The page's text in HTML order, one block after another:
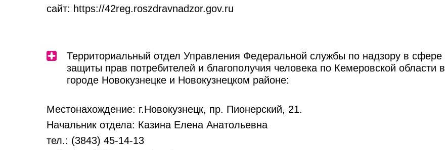
сайт: https://42reg.roszdravnadzor.gov.ru
Территориальный отдел Управления Федеральной службы по надзору в сфере
защиты прав потребителей и благополучия человека по Кемеровской области в
городе Новокузнецке и Новокузнецком районе:
Местонахождение: г.Новокузнецк, пр. Пионерский, 21.
Начальник отдела: Казина Елена Анатольевна
тел.: (3843) 45-14-13